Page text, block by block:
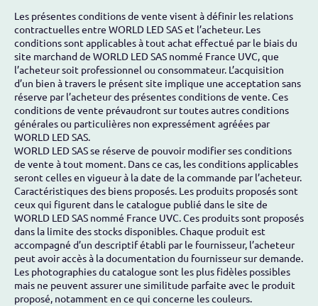
Les présentes conditions de vente visent à définir les relations
contractuelles entre WORLD LED SAS et l’acheteur. Les
conditions sont applicables à tout achat effectué par le biais du
site marchand de WORLD LED SAS nommé France UVC, que
l’acheteur soit professionnel ou consommateur. L’acquisition
d’un bien à travers le présent site implique une acceptation sans
réserve par l’acheteur des présentes conditions de vente. Ces
conditions de vente prévaudront sur toutes autres conditions
générales ou particulières non expressément agréées par
WORLD LED SAS.
WORLD LED SAS se réserve de pouvoir modifier ses conditions
de vente à tout moment. Dans ce cas, les conditions applicables
seront celles en vigueur à la date de la commande par l’acheteur.
Caractéristiques des biens proposés. Les produits proposés sont
ceux qui figurent dans le catalogue publié dans le site de
WORLD LED SAS nommé France UVC. Ces produits sont proposés
dans la limite des stocks disponibles. Chaque produit est
accompagné d’un descriptif établi par le fournisseur, l’acheteur
peut avoir accès à la documentation du fournisseur sur demande.
Les photographies du catalogue sont les plus fidèles possibles
mais ne peuvent assurer une similitude parfaite avec le produit
proposé, notamment en ce qui concerne les couleurs.